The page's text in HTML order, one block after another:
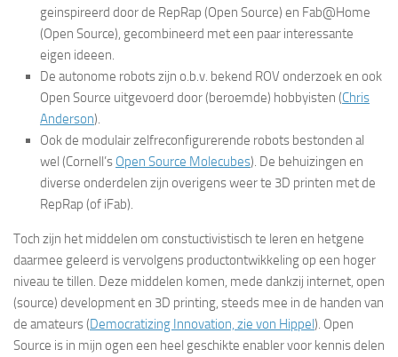
geinspireerd door de RepRap (Open Source) en Fab@Home
(Open Source), gecombineerd met een paar interessante
eigen ideeen.
De autonome robots zijn o.b.v. bekend ROV onderzoek en ook
Open Source uitgevoerd door (beroemde) hobbyisten (Chris
Anderson).
Ook de modulair zelfreconfigurerende robots bestonden al
wel (Cornell’s Open Source Molecubes). De behuizingen en
diverse onderdelen zijn overigens weer te 3D printen met de
RepRap (of iFab).
Toch zijn het middelen om constuctivistisch te leren en hetgene
daarmee geleerd is vervolgens productontwikkeling op een hoger
niveau te tillen. Deze middelen komen, mede dankzij internet, open
(source) development en 3D printing, steeds mee in de handen van
de amateurs (Democratizing Innovation, zie von Hippel). Open
Source is in mijn ogen een heel geschikte enabler voor kennis delen